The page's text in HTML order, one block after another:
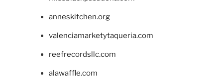
anneskitchen.org
valenciamarketytaqueria.com
reefrecordsllc.com
alawaffle.com